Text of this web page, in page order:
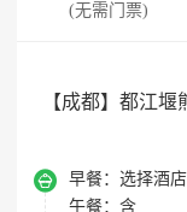
(无需门票)
【成都】都江
 早餐： 选择酒
午餐： 含